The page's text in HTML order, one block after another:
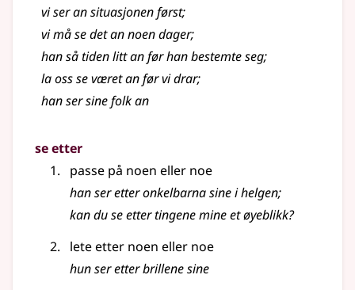
vi ser an situasjonen først;
vi må se det an noen dager;
han så tiden litt an før han bestemte seg;
la oss se været an før vi drar;
han ser sine folk an
se etter
passe på noen eller noe
han ser etter onkelbarna sine i helgen;
kan du se etter tingene mine et øyeblikk?
lete etter noen eller noe
hun ser etter brillene sine